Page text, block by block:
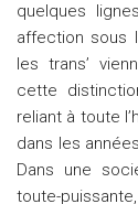
quelques
affection sous
les trans’
cette
reliant à toute
dans les
Dans une
toute-